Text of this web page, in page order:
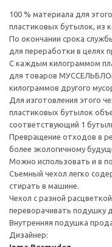
100 % материала для
пластиковых бутылок, из
По окончании срока
для переработки в целях
С каждым килограммом
для товаров
килограммов другого
Для изготовления этого
пластиковых бутылок
соответствующий 1
Превращение отходов в
более экологичному
Можно использовать и в
Съемный чехол легко
стирать в машине.
Чехол с разной
переворачивать подушку
Внутренняя подушка
Дизайнер: